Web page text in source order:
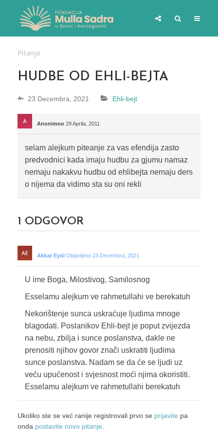
Pitanja
HUDBE OD EHLI-BEJTA
23 Decembra, 2021 Ehli-bejt
Anonimno 29 Aprila, 2011
selam alejkum piteanje za vas efendija zasto
predvodnici kada imaju hudbu za gjumu namaz
nemaju nakakvu hudbu od ehlibejta nemaju ders
o nijema da vidimo sta su oni rekli
1 ODGOVOR
Akbar Eydi Objavljeno 23 Decembra, 2021
U ime Boga, Milostivog, Samilosnog
Esselamu alejkum ve rahmetullahi ve berekatuh
Nekorištenje sunca uskraćuje ljudima mnoge
blagodati. Poslanikov Ehli-bejt je poput zvijezda
na nebu, zbilja i sunce poslanstva, dakle ne
prenositi njihov govor znači uskratiti ljudima
sunce poslanstva. Nadam se da će se ljudi uz
veću upućenost i svjesnost moći njima okoristiti.
Esselamu alejkum ve rahmetullahi berekatuh
Ukoliko ste se već ranije registrovali prvo se prijavite pa
onda postavite novo pitanje.